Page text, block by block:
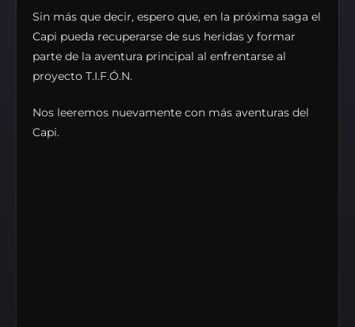
Sin más que decir, espero que, en la próxima saga el
Capi pueda recuperarse de sus heridas y formar
parte de la aventura principal al enfrentarse al
proyecto T.I.F.Ó.N.
Nos leeremos nuevamente con más aventuras del
Capi.